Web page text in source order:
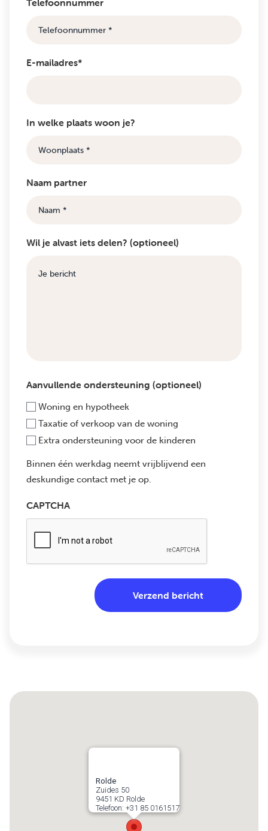
Telefoonnummer
E-mailadres*
In welke plaats woon je?
Naam partner
Wil je alvast iets delen? (optioneel)
Aanvullende ondersteuning (optioneel)
Woning en hypotheek
Taxatie of verkoop van de woning
Extra ondersteuning voor de kinderen
Binnen één werkdag neemt vrijblijvend een
deskundige contact met je op.
CAPTCHA
Rolde
Zuides 50
9451 KD Rolde
Telefoon: +31 85 0161517